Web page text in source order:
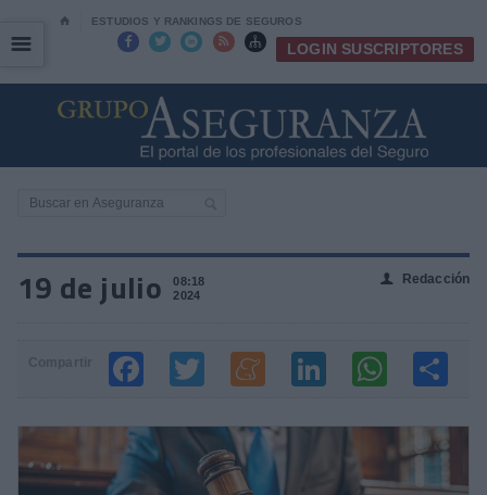
⌂ ESTUDIOS Y RANKINGS DE SEGUROS
     LOGIN SUSCRIPTORES
☰
☰
19 de julio
08:18
2024
👤 Redacción